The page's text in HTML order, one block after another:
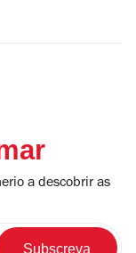
a descobrir as